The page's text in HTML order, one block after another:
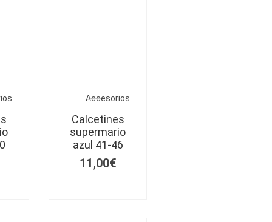
Accesorios
Calcetines
supermario
azul 41-46
11,00€